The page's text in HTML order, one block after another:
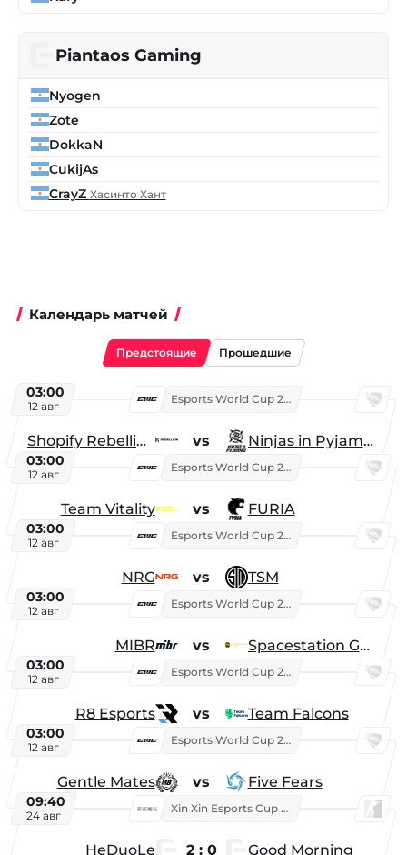
Piantaos Gaming
Nyogen
Zote
DokkaN
CukijAs
CrayZ Хасинто Хант
Календарь матчей
Предстоящие Прошедшие
03:00
12 авг
Esports World Cup 2026
Shopify Rebellion vs Ninjas in Pyjamas
03:00
12 авг
Esports World Cup 2026
Team Vitality vs FURIA
03:00
12 авг
Esports World Cup 2026
NRG vs TSM
03:00
12 авг
Esports World Cup 2026
MIBR vs Spacestation Gaming
03:00
12 авг
Esports World Cup 2026
R8 Esports vs Team Falcons
03:00
12 авг
Esports World Cup 2026
Gentle Mates vs Five Fears
09:40
24 авг
Xin Xin Esports Cup 2025
HeDuoLe 2 : 0 Good Morning